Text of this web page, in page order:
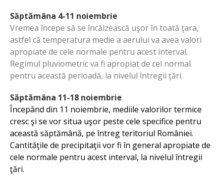
Săptămâna 4-11 noiembrie
Vremea începe să se încălzească uşor în toată ţara,
astfel că temperatura medie a aerului va avea valori
apropiate de cele normale pentru acest interval.
Regimul pluviometric va fi apropiat de cel normal
pentru această perioadă, la nivelul întregii ţări.
Săptămâna 11-18 noiembrie
Începând din 11 noiembrie, mediile valorilor termice
cresc şi se vor situa uşor peste cele specifice pentru
această săptămână, pe întreg teritoriul României.
Cantităţile de precipitaţii vor fi în general apropiate de
cele normale pentru acest interval, la nivelul întregii
ţări.